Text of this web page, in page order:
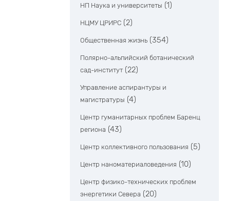
НП Наука и университеты (1)
НЦМУ ЦРИРС (2)
Общественная жизнь (354)
Полярно-альпийский ботанический
сад-институт (22)
Управление аспирантуры и
магистратуры (4)
Центр гуманитарных проблем Баренц
региона (43)
Центр коллективного пользования (5)
Центр наноматериаловедения (10)
Центр физико-технических проблем
энергетики Севера (20)